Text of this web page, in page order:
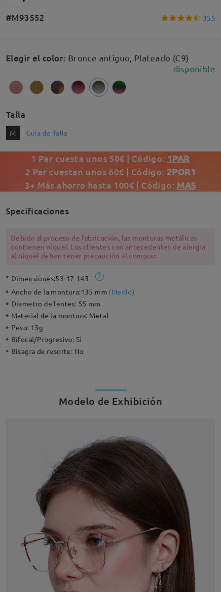
#M93552 355
Elegir el color: Bronce antiguo, Plateado (C9)
disponible
Talla
M Guía de Talla
1 Par cuesta unos 50€ | Código: 1PAR
2 Par cuestan unos 60€ | Código: 2POR1
3+ Más ahorro hasta 100€ | Código: MAS
Specificaciones
Debido al proceso de fabricación, las monturas metálicas
contienen níquel. Los clientes con antecedentes de alergia
al níquel deben tener precaución al comprar.
Dimensiones:53-17-143
Ancho de la montura:135 mm (Medio)
Diametro de lentes: 55 mm
Material de la montura: Metal
Peso: 13g
Bifocal/Progresivo: Sí
Bisagra de resorte: No
Modelo de Exhibición